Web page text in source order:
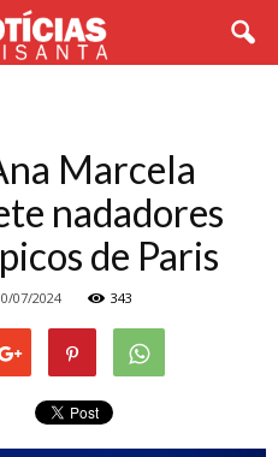
Marcela
nadadores
de Paris
07/2024 343